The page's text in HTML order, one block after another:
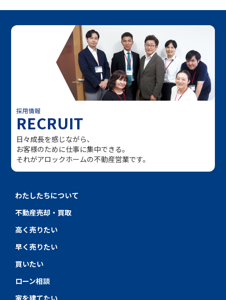
採用情報
RECRUIT
日々成長を感じながら、
お客様のために仕事に集中できる。
それがアロックホームの不動産営業です。
わたしたちについて
不動産売却・買取
高く売りたい
早く売りたい
買いたい
ローン相談